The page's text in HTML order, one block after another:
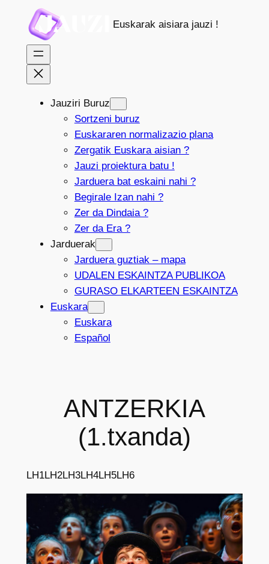
edukira
Euskarak aisiara jauzi !
Jauziri Buruz
Sortzeni buruz
Euskararen normalizazio plana
Zergatik Euskara aisian ?
Jauzi proiektura batu !
Jarduera bat eskaini nahi ?
Begirale Izan nahi ?
Zer da Dindaia ?
Zer da Era ?
Jarduerak
Jarduera guztiak – mapa
UDALEN ESKAINTZA PUBLIKOA
GURASO ELKARTEEN ESKAINTZA
Euskara
Euskara
Español
ANTZERKIA
(1.txanda)
LH1LH2LH3LH4LH5LH6